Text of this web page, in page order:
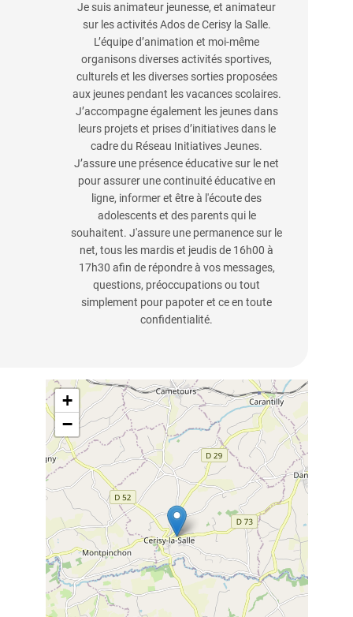
Je suis animateur jeunesse, et animateur
sur les activités Ados de Cerisy la Salle.
L’équipe d’animation et moi-même
organisons diverses activités sportives,
culturels et les diverses sorties proposées
aux jeunes pendant les vacances scolaires.
J’accompagne également les jeunes dans
leurs projets et prises d’initiatives dans le
cadre du Réseau Initiatives Jeunes.
J’assure une présence éducative sur le net
pour assurer une continuité éducative en
ligne, informer et être à l'écoute des
adolescents et des parents qui le
souhaitent. J'assure une permanence sur le
net, tous les mardis et jeudis de 16h00 à
17h30 afin de répondre à vos messages,
questions, préoccupations ou tout
simplement pour papoter et ce en toute
confidentialité.
+
−